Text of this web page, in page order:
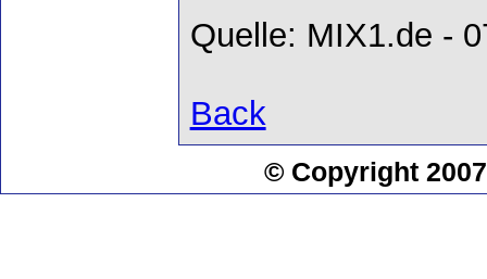
Quelle: MIX1.de -
Back
© Copyright